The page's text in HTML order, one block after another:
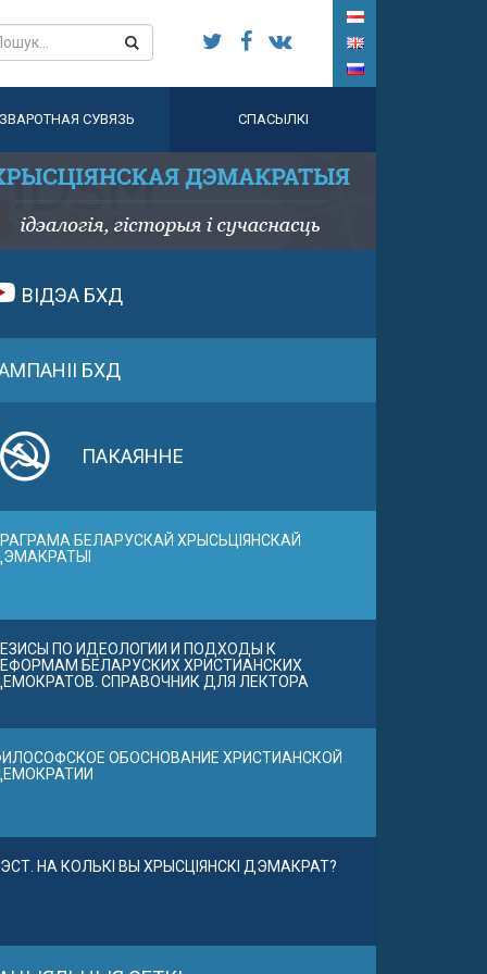
ЗВАРОТНАЯ СУВЯЗЬ СПАСЫЛКІ
ВІДЭА БХД
БХД
ПАКАЯННЕ
БЕЛАРУСКАЙ ХРЫСЬЦІЯНСКАЙ
ПО ИДЕОЛОГИИ И ПОДХОДЫ К
БЕЛАРУСКИХ ХРИСТИАНСКИХ
СПРАВОЧНИК ДЛЯ ЛЕКТОРА
ОБОСНОВАНИЕ ХРИСТИАНСКОЙ
НА КОЛЬКІ ВЫ ХРЫСЦІЯНСКІ ДЭМАКРАТ?